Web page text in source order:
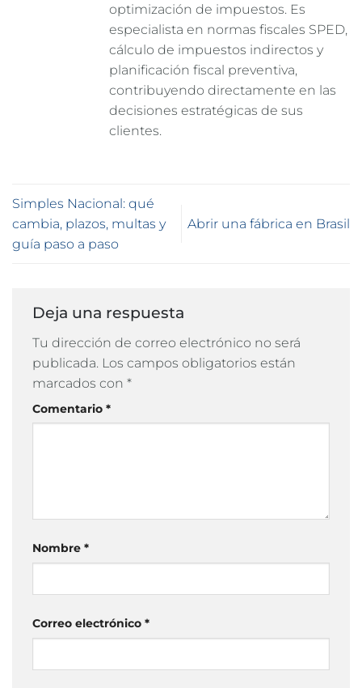
optimización de impuestos. Es
especialista en normas fiscales SPED,
cálculo de impuestos indirectos y
planificación fiscal preventiva,
contribuyendo directamente en las
decisiones estratégicas de sus
clientes.
Simples Nacional: qué
cambia, plazos, multas y
guía paso a paso
Abrir una fábrica en Brasil
Deja una respuesta
Tu dirección de correo electrónico no será
publicada. Los campos obligatorios están
marcados con *
Comentario *
Nombre *
Correo electrónico *